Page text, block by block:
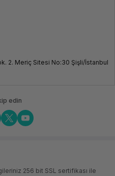
2. Meriç Sitesi No:30 Şişli/İstanbul
edin
256 bit SSL sertifikası ile